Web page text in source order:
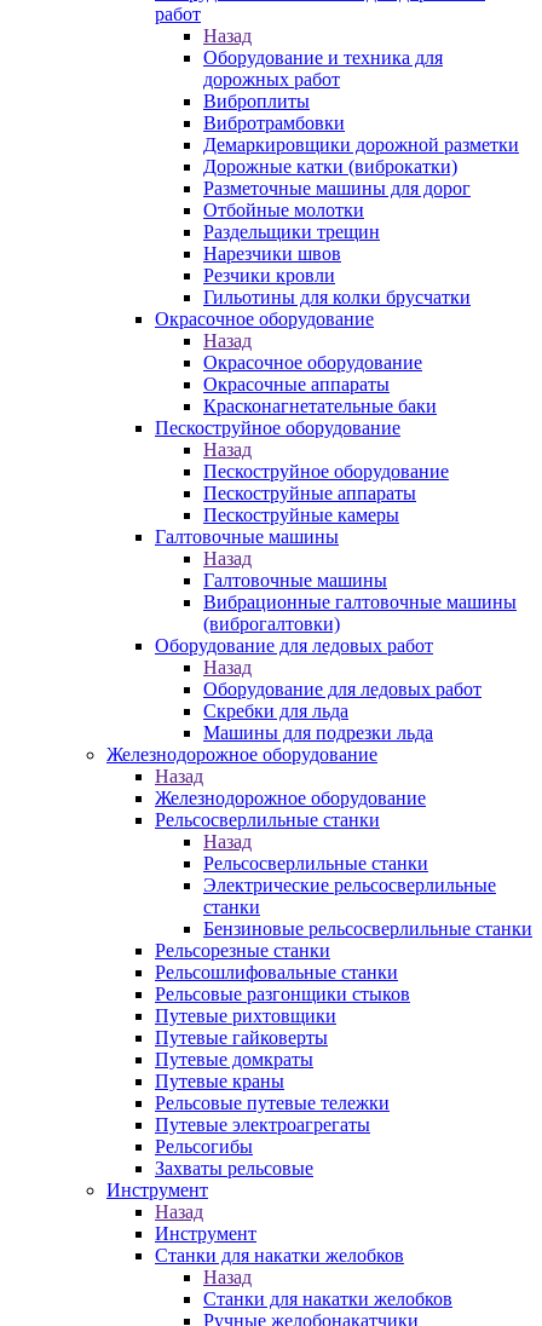
работ
Назад
Оборудование и техника для
дорожных работ
Виброплиты
Вибротрамбовки
Демаркировщики дорожной разметки
Дорожные катки (виброкатки)
Разметочные машины для дорог
Отбойные молотки
Раздельщики трещин
Нарезчики швов
Резчики кровли
Гильотины для колки брусчатки
Окрасочное оборудование
Назад
Окрасочное оборудование
Окрасочные аппараты
Красконагнетательные баки
Пескоструйное оборудование
Назад
Пескоструйное оборудование
Пескоструйные аппараты
Пескоструйные камеры
Галтовочные машины
Назад
Галтовочные машины
Вибрационные галтовочные машины
(виброгалтовки)
Оборудование для ледовых работ
Назад
Оборудование для ледовых работ
Скребки для льда
Машины для подрезки льда
Железнодорожное оборудование
Назад
Железнодорожное оборудование
Рельсосверлильные станки
Назад
Рельсосверлильные станки
Электрические рельсосверлильные
станки
Бензиновые рельсосверлильные станки
Рельсорезные станки
Рельсошлифовальные станки
Рельсовые разгонщики стыков
Путевые рихтовщики
Путевые гайковерты
Путевые домкраты
Путевые краны
Рельсовые путевые тележки
Путевые электроагрегаты
Рельсогибы
Захваты рельсовые
Инструмент
Назад
Инструмент
Станки для накатки желобков
Назад
Станки для накатки желобков
Ручные желобонакатчики